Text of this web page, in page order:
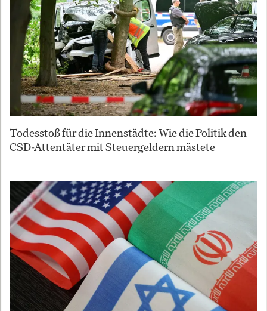
Todesstoß für die Innenstädte: Wie die Politik den
CSD-Attentäter mit Steuergeldern mästete